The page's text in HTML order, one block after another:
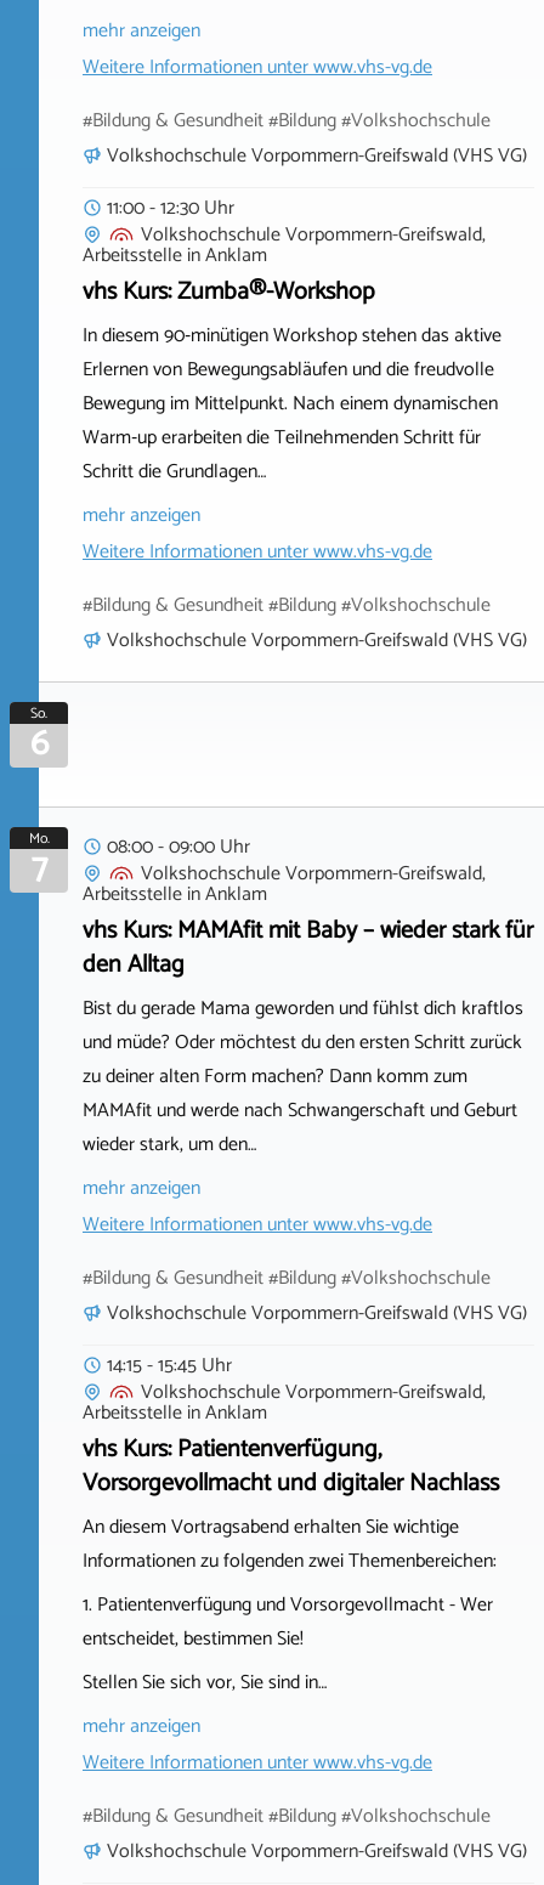
mehr anzeigen
Weitere Informationen unterwww.vhs-vg.de
#Bildung & Gesundheit #Bildung #Volkshochschule
Volkshochschule Vorpommern-Greifswald (VHS VG)
11:00 - 12:30 Uhr
Volkshochschule Vorpommern-Greifswald,
ArbeitsstelleinAnklam
vhs Kurs: Zumba®-Workshop
In diesem 90‑minütigen Workshop stehen das aktive
Erlernen von Bewegungsabläufen und die freudvolle
Bewegung im Mittelpunkt. Nach einem dynamischen
Warm‑up erarbeiten die Teilnehmenden Schritt für
Schritt die Grundlagen…
mehr anzeigen
Weitere Informationen unterwww.vhs-vg.de
#Bildung & Gesundheit #Bildung #Volkshochschule
Volkshochschule Vorpommern-Greifswald (VHS VG)
So.
6
Mo.
7
08:00 - 09:00 Uhr
Volkshochschule Vorpommern-Greifswald,
ArbeitsstelleinAnklam
vhs Kurs: MAMAfit mit Baby – wieder stark für
den Alltag
Bist du gerade Mama geworden und fühlst dich kraftlos
und müde? Oder möchtest du den ersten Schritt zurück
zu deiner alten Form machen? Dann komm zum
MAMAfit und werde nach Schwangerschaft und Geburt
wieder stark, um den…
mehr anzeigen
Weitere Informationen unterwww.vhs-vg.de
#Bildung & Gesundheit #Bildung #Volkshochschule
Volkshochschule Vorpommern-Greifswald (VHS VG)
14:15 - 15:45 Uhr
Volkshochschule Vorpommern-Greifswald,
ArbeitsstelleinAnklam
vhs Kurs: Patientenverfügung,
Vorsorgevollmacht und digitaler Nachlass
An diesem Vortragsabend erhalten Sie wichtige
Informationen zu folgenden zwei Themenbereichen:
1. Patientenverfügung und Vorsorgevollmacht - Wer
entscheidet, bestimmen Sie!
Stellen Sie sich vor, Sie sind in…
mehr anzeigen
Weitere Informationen unterwww.vhs-vg.de
#Bildung & Gesundheit #Bildung #Volkshochschule
Volkshochschule Vorpommern-Greifswald (VHS VG)